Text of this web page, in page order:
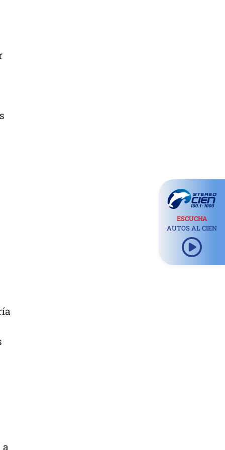
a
ESCUCHA
AUTOS AL CIEN